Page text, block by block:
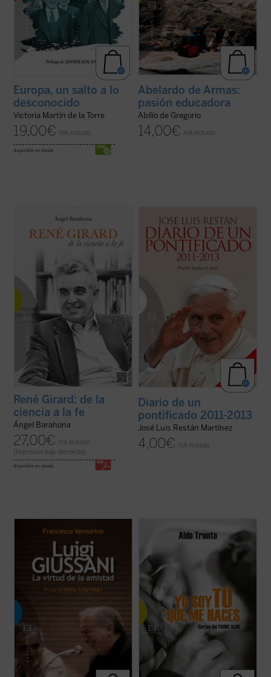
Europa, un salto a lo
desconocido
Victoria Martín de la Torre
19,00€ IVA incluido
disponible en ebook:
Abelardo de Armas:
pasión educadora
Abilio de Gregorio
14,00€ IVA incluido
¿Por qué un libro sobre René Girard? ¿En
¿Por qué la teología se siente interpelada e
incómoda por su teoría? ¿Por qué algunos
le llaman el «Darwin de la cultura», otros el
René Girard: de la
ciencia a la fe
Ángel Barahona
27,00€
IVA incluido
(Impresión bajo demanda)
disponible en ebook:
La Iglesia, dijo a los seminaristas de Roma,
es el árbol de Dios, y por eso no hay motivo
para que nos dejemos impresionar por los
truenos de dentro o de fuera. Y aunque el
vendaval arranque las ramas secas y
otras parezcan a punto de morir, el ...
Diario de un
pontificado 2011-2013
José Luis Restán Martínez
4,00€ IVA incluido
La amistad era para Luigi Giussani,
fundador del movimiento eclesial Comunión
y Liberación, la virtud suprema y camino a
la verdad. Era para muchos un padre y un
maestro que sabía escuchar y al mismo
tiempo no renunciaba a enseñar, siempre ...
(ver ficha)
quienes conocemos al padre Aldo, un
hombre enamorado de Cristo. [...] El padre
Aldo recoge a niños y ancianos de la calle,
enfermos terminales, enfermos de sida y
mujeres violadas, dándoles cobijo, comida
y ...(ver ficha)